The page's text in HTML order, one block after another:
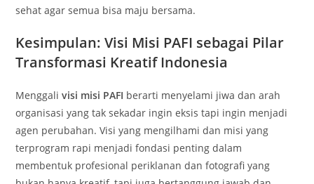
sehat agar semua bisa maju bersama.
Kesimpulan: Visi Misi PAFI sebagai Pilar
Transformasi Kreatif Indonesia
Menggalivisi misi PAFI berarti menyelami jiwa dan arah
organisasi yang tak sekadar ingin eksis tapi ingin menjadi
agen perubahan. Visi yang mengilhami dan misi yang
terprogram rapi menjadi fondasi penting dalam
membentuk profesional periklanan dan fotografi yang